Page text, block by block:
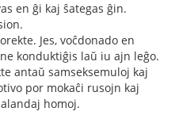
en ĝi kaj ŝategas ĝin.
Jes, voĉdonado en
konduktiĝis laŭ iu ajn leĝo.
antaŭ samseksemuloj kaj
por mokaĉi rusojn kaj
homoj.